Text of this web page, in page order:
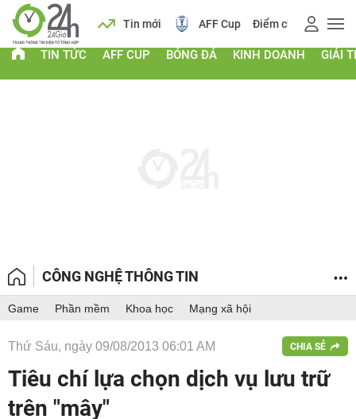
Lịch Tin mới AFF Cup Điểm chuẩn 2026
TIN TỨC AFF CUP BÓNG ĐÁ KINH DOANH GIẢI
CÔNG NGHỆ THÔNG TIN
Game Phần mềm Khoa học Mạng xã hội
Thứ Sáu, ngày 09/08/2013 06:01 AM CHIA SẺ
Tiêu chí lựa chọn dịch vụ lưu trữ
trên "mây"